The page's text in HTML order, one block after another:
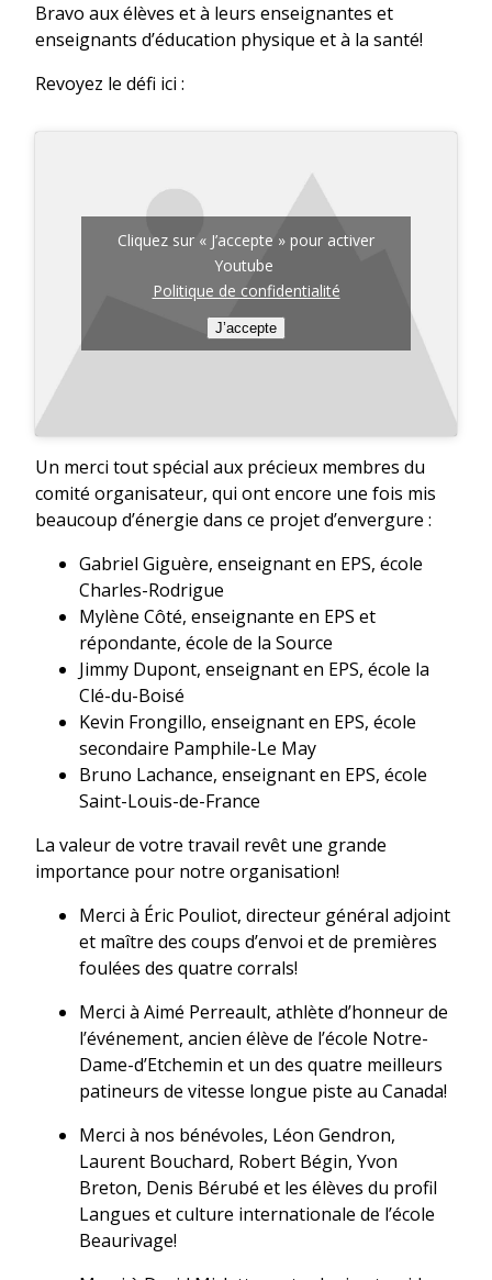
Bravo aux élèves et à leurs enseignantes et
enseignants d’éducation physique et à la santé!
Revoyez le défi ici :
Cliquez sur « J’accepte » pour activer
Youtube
Politique de confidentialité
J’accepte
Un merci tout spécial aux précieux membres du
comité organisateur, qui ont encore une fois mis
beaucoup d’énergie dans ce projet d’envergure :
Gabriel Giguère, enseignant en EPS, école
Charles-Rodrigue
Mylène Côté, enseignante en EPS et
répondante, école de la Source
Jimmy Dupont, enseignant en EPS, école la
Clé-du-Boisé
Kevin Frongillo, enseignant en EPS, école
secondaire Pamphile-Le May
Bruno Lachance, enseignant en EPS, école
Saint-Louis-de-France
La valeur de votre travail revêt une grande
importance pour notre organisation!
Merci à Éric Pouliot, directeur général adjoint
et maître des coups d’envoi et de premières
foulées des quatre corrals!
Merci à Aimé Perreault, athlète d’honneur de
l’événement, ancien élève de l’école Notre-
Dame-d’Etchemin et un des quatre meilleurs
patineurs de vitesse longue piste au Canada!
Merci à nos bénévoles, Léon Gendron,
Laurent Bouchard, Robert Bégin, Yvon
Breton, Denis Bérubé et les élèves du profil
Langues et culture internationale de l’école
Beaurivage!